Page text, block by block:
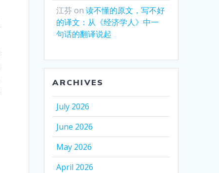
江芬 on读不懂的原文，写不好
的译文：从《经济学人》中一
句话的翻译说起
ARCHIVES
July 2026
June 2026
May 2026
April 2026